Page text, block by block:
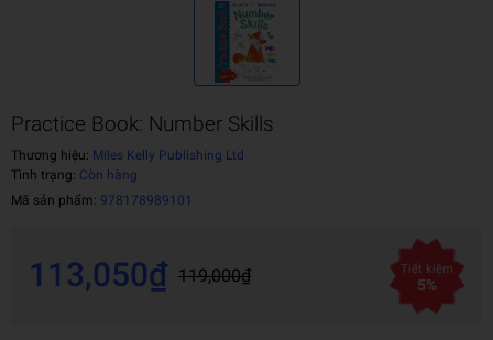
Practice Book: Number Skills
Thương hiệu: Miles Kelly Publishing Ltd
Tình trạng: Còn hàng
Mã sản phẩm: 978178989101
113,050₫ 119,000₫ Tiết kiệm
5%